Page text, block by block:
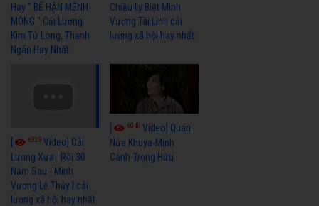
Hay " BỂ HẬN MÊNH
MÔNG " Cải Lương
Kim Tử Long, Thanh
Ngân Hay Nhất
Chiều Ly Biệt Minh
Vương Tài Linh cải
lương xã hội hay nhất
6323 Video] Cải
Lương Xưa : Rồi 30
Năm Sau - Minh
Vương Lệ Thủy | cải
lương xã hội hay nhất
6040Video] Quán
Nửa Khuya-Minh
Cảnh-Trọng Hữu